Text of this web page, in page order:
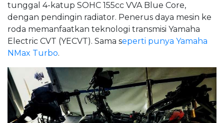
tunggal 4-katup SOHC 155cc VVA Blue Core,
dengan pendingin radiator. Penerus daya mesin ke
roda memanfaatkan teknologi transmisi Yamaha
Electric CVT (YECVT). Sama seperti punya Yamaha
NMax Turbo.